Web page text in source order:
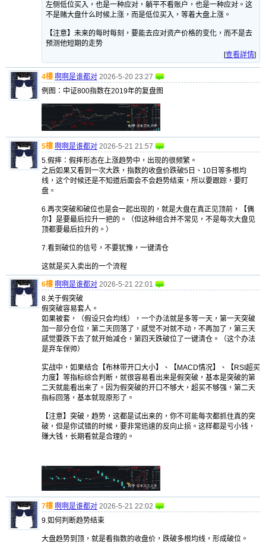
左侧低位买入，也是一种应对，躺平不看账户，也是一种应对。这
不是赌大盘什么时候上涨，而是低位买入，等着大盘上涨。
【注意】未来的每时每刻，要能去应对资产价格的变化，而不是去
预测他短期的走势
[查看詳情]
4樓 啊啊是谁都对 2026-5-20 23:27
例图：中证800指数在2019年的复盘图
5樓 啊啊是谁都对 2026-5-21 21:57
5.假摔：假摔形态在上涨趋势中，出现的很频繁。
之后如果又看到一次大跌，指数的收盘价跌破5日、10日等多根均
线，这个时候还是不知道后面会不会趋势结束，所以要跟踪，要盯
盘。
6.再次突破和破位也是会一起出现的，就是大盘在真正见顶前，【偶
尔】是要最后拉升一把的。（但这种组合并不常见，不是每次大盘见
顶都要最后拉升的。）
7.看到破位的信号，不要犹豫，一键清仓
这就是买入卖出的一个流程
6樓 啊啊是谁都对 2026-5-21 22:01
8.关于假突破
假突破容易套人。
如果被套，（假设只会均线），一个办法就是多等一天，第一天突破
加一部分仓位，第二天回落了，感觉不对就不动，不再加了，第三天
感觉要跌下去了就开始减仓，第四天跌破位了一键清仓。（这个办法
是弃车保帅）
实战中，如果结合【布林带开口大小】、【MACD情况】、【RSI超买
力度】等指标综合判断，就很容易看出来是假突破，基本是突破的第
二天就能看出来了。因为假突破的开口不够大，超买不够强，第二天
指标回落，基本就现原形了。
【注意】突破，趋势，这都是试出来的，你不可能每次都抓住真的突
破，但是你试错的时候，要非常迅速的反向止损。这样都是亏小钱，
赚大钱，长期看就是合理的。
7樓 啊啊是谁都对 2026-5-21 22:02
9.如何判断趋势结束
大盘趋势到顶，就是看指数的收盘价，跌破多根均线，形成破位。